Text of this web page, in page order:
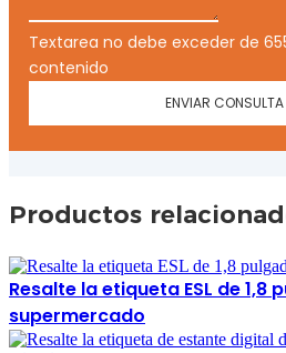
Textarea no debe exceder de
contenido
ENVIAR
Productos
Resalte la etiqueta ESL de 1,8
supermercado